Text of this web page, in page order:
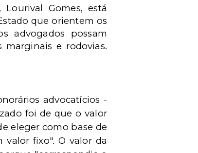
Gomes, está
que orientem os
advogados possam
marginais e rodovias.
advocatícios -
foi de que o valor
eleger como base de
fixo". O valor da